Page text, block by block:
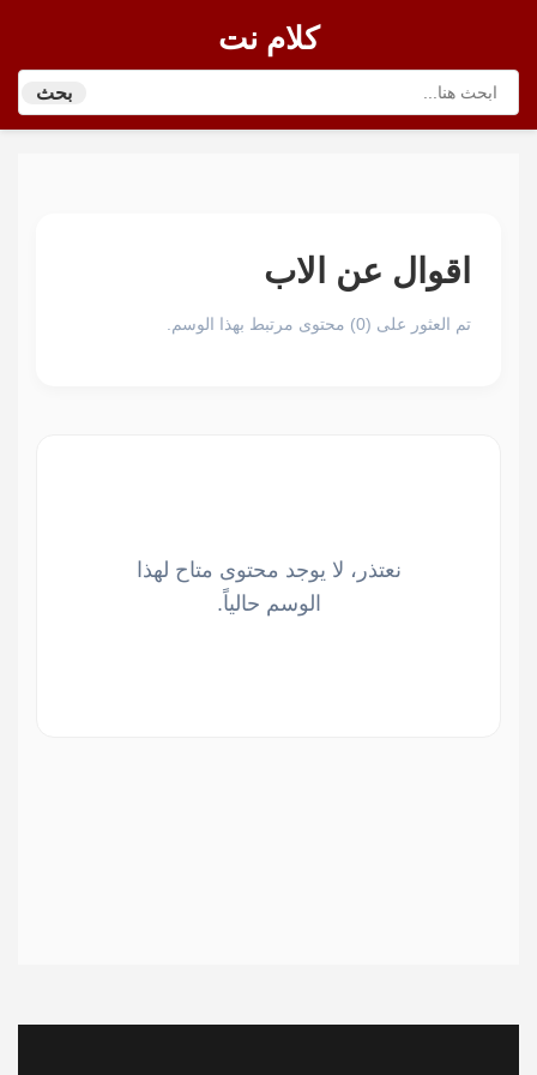
كلام نت
بحث
اقوال عن الاب
تم العثور على (0) محتوى مرتبط بهذا الوسم.
نعتذر، لا يوجد محتوى متاح لهذا
الوسم حالياً.